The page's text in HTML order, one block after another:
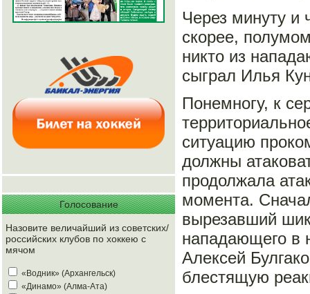
Голосование
Назовите величайший из советских/
российских клубов по хоккею с
мячом
«Водник» (Архангельск)
«Динамо» (Алма-Ата)
Через минуту и
скорее,
никто из
сыграл Илья
Понемногу, к
ситуацию
должны
продолжала
момента.
вырезавший
нападающего в
Алексей
блестящую